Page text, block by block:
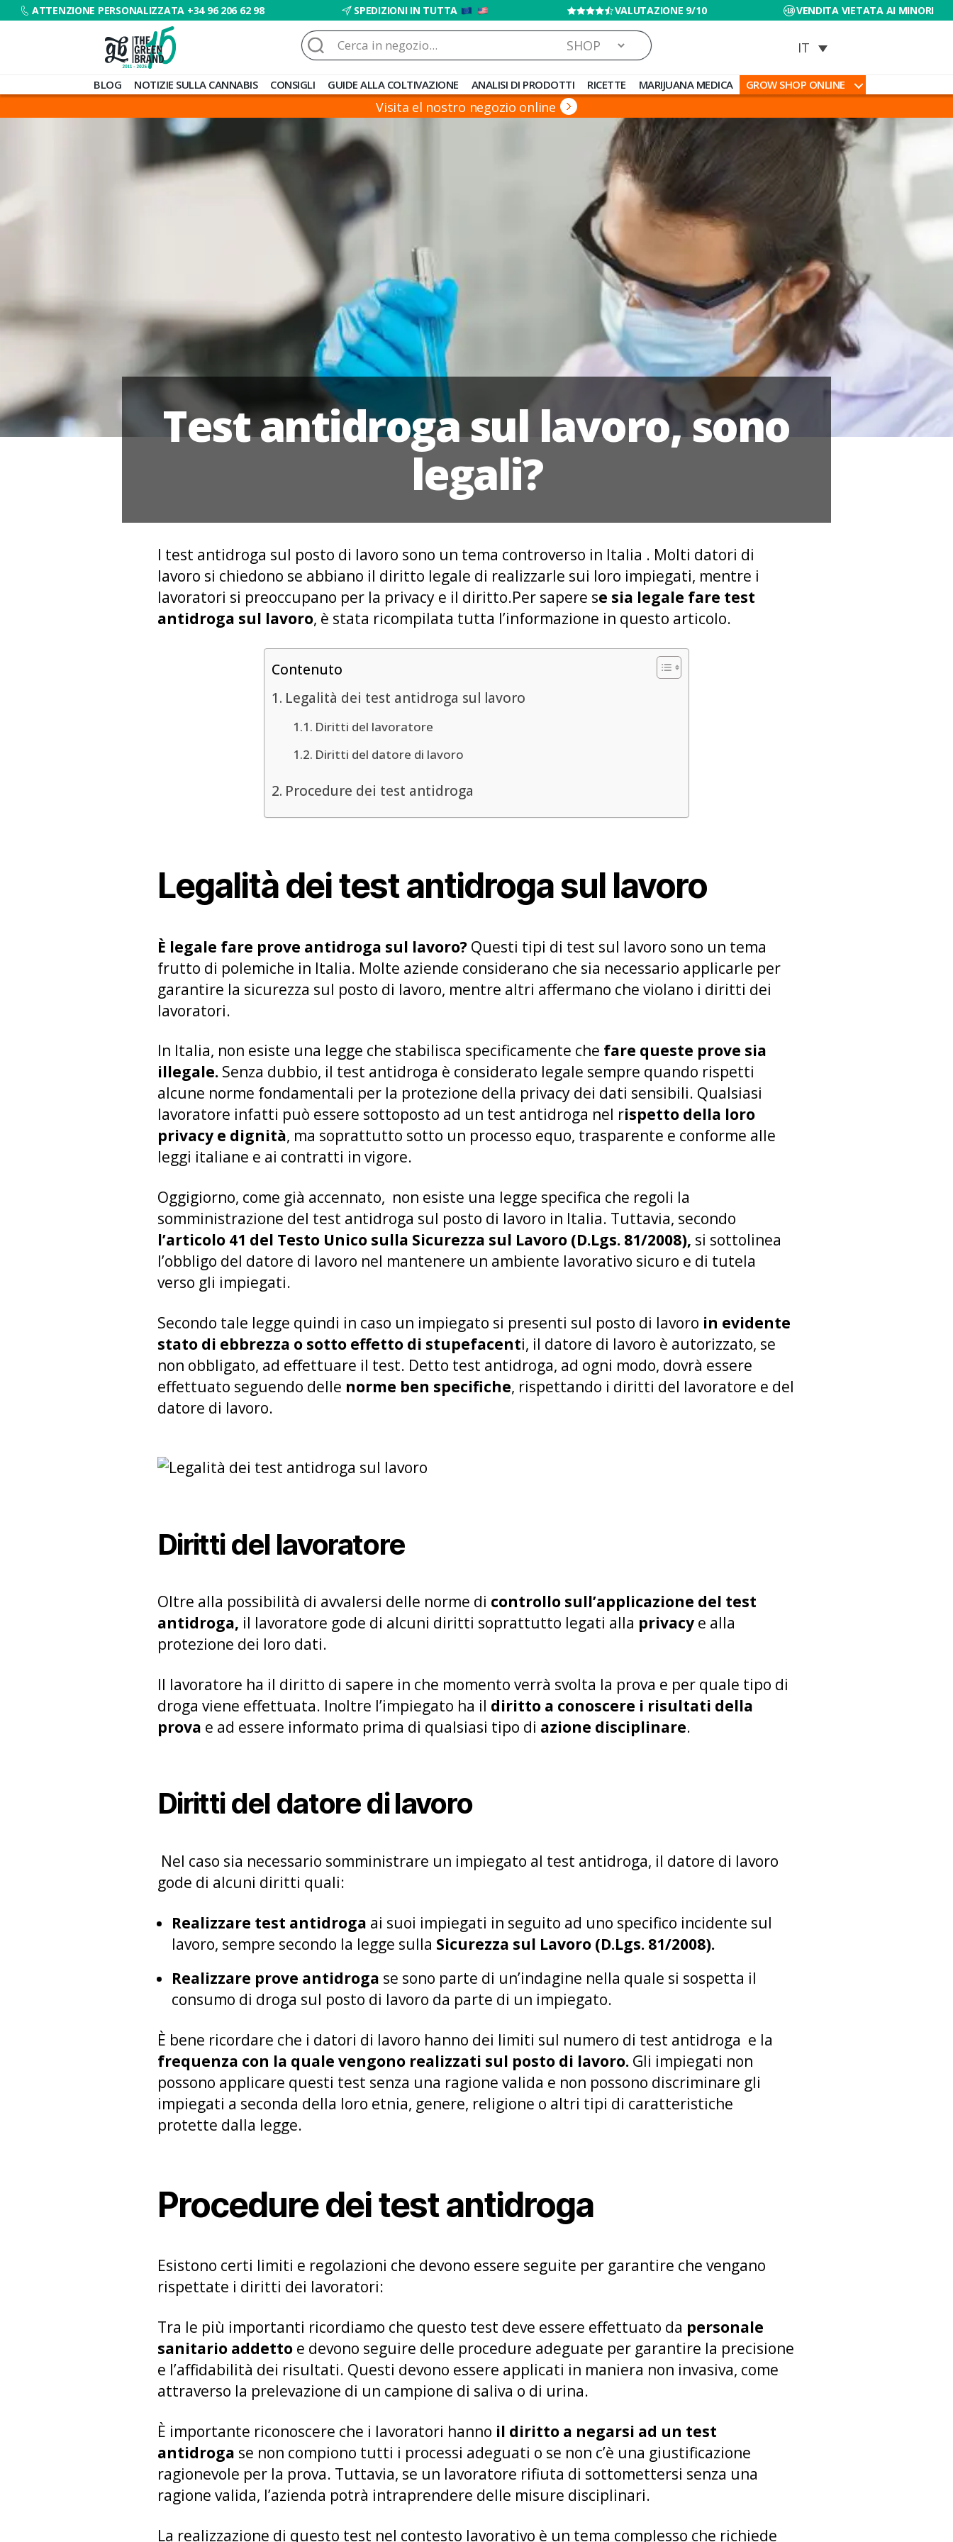
ATTENZIONE PERSONALIZZATA +34 96 206 62 98 SPEDIZIONI IN TUTTA VALUTAZIONE 9/10 VENDITA VIETATA AI MINORI
de
Barato
Cerca:
BLOG NOTIZIE SULLA CANNABIS CONSIGLI GUIDE ALLA COLTIVAZIONE ANALISI DI PRODOTTI RICETTE MARIJUANA MEDICA GROW SHOP ONLINE
Visita el nostro negozio online
Test antidroga sul lavoro, sono
legali?
I test antidroga sul posto di lavoro sono un tema controverso in Italia . Molti datori di
lavoro si chiedono se abbiano il diritto legale di realizzarle sui loro impiegati, mentre i
lavoratori si preoccupano per la privacy e il diritto.Per sapere se sia legale fare test
antidroga sul lavoro, è stata ricompilata tutta l’informazione in questo articolo.
Contenuto
Legalità dei test antidroga sul lavoro
Diritti del lavoratore
Diritti del datore di lavoro
Procedure dei test antidroga
Legalità dei test antidroga sul lavoro
È legale fare prove antidroga sul lavoro? Questi tipi di test sul lavoro sono un tema
frutto di polemiche in Italia. Molte aziende considerano che sia necessario applicarle per
garantire la sicurezza sul posto di lavoro, mentre altri affermano che violano i diritti dei
lavoratori.
In Italia, non esiste una legge che stabilisca specificamente che fare queste prove sia
illegale. Senza dubbio, il test antidroga è considerato legale sempre quando rispetti
alcune norme fondamentali per la protezione della privacy dei dati sensibili. Qualsiasi
lavoratore infatti può essere sottoposto ad un test antidroga nel rispetto della loro
privacy e dignità, ma soprattutto sotto un processo equo, trasparente e conforme alle
leggi italiane e ai contratti in vigore.
Oggigiorno, come già accennato, non esiste una legge specifica che regoli la
somministrazione del test antidroga sul posto di lavoro in Italia. Tuttavia, secondo
l’articolo 41 del Testo Unico sulla Sicurezza sul Lavoro (D.Lgs. 81/2008), si sottolinea
l’obbligo del datore di lavoro nel mantenere un ambiente lavorativo sicuro e di tutela
verso gli impiegati.
Secondo tale legge quindi in caso un impiegato si presenti sul posto di lavoro in evidente
stato di ebbrezza o sotto effetto di stupefacenti, il datore di lavoro è autorizzato, se
non obbligato, ad effettuare il test. Detto test antidroga, ad ogni modo, dovrà essere
effettuato seguendo delle norme ben specifiche, rispettando i diritti del lavoratore e del
datore di lavoro.
Diritti del lavoratore
Oltre alla possibilità di avvalersi delle norme di controllo sull’applicazione del test
antidroga, il lavoratore gode di alcuni diritti soprattutto legati alla privacy e alla
protezione dei loro dati.
Il lavoratore ha il diritto di sapere in che momento verrà svolta la prova e per quale tipo di
droga viene effettuata. Inoltre l’impiegato ha il diritto a conoscere i risultati della
prova e ad essere informato prima di qualsiasi tipo di azione disciplinare.
Diritti del datore di lavoro
Nel caso sia necessario somministrare un impiegato al test antidroga, il datore di lavoro
gode di alcuni diritti quali:
Realizzare test antidroga ai suoi impiegati in seguito ad uno specifico incidente sul
lavoro, sempre secondo la legge sulla Sicurezza sul Lavoro (D.Lgs. 81/2008).
Realizzare prove antidroga se sono parte di un’indagine nella quale si sospetta il
consumo di droga sul posto di lavoro da parte di un impiegato.
È bene ricordare che i datori di lavoro hanno dei limiti sul numero di test antidroga e la
frequenza con la quale vengono realizzati sul posto di lavoro. Gli impiegati non
possono applicare questi test senza una ragione valida e non possono discriminare gli
impiegati a seconda della loro etnia, genere, religione o altri tipi di caratteristiche
protette dalla legge.
Procedure dei test antidroga
Esistono certi limiti e regolazioni che devono essere seguite per garantire che vengano
rispettate i diritti dei lavoratori:
Tra le più importanti ricordiamo che questo test deve essere effettuato da personale
sanitario addetto e devono seguire delle procedure adeguate per garantire la precisione
e l’affidabilità dei risultati. Questi devono essere applicati in maniera non invasiva, come
attraverso la prelevazione di un campione di saliva o di urina.
È importante riconoscere che i lavoratori hanno il diritto a negarsi ad un test
antidroga se non compiono tutti i processi adeguati o se non c’è una giustificazione
ragionevole per la prova. Tuttavia, se un lavoratore rifiuta di sottomettersi senza una
ragione valida, l’azienda potrà intraprendere delle misure disciplinari.
La realizzazione di questo test nel contesto lavorativo è un tema complesso che richiede